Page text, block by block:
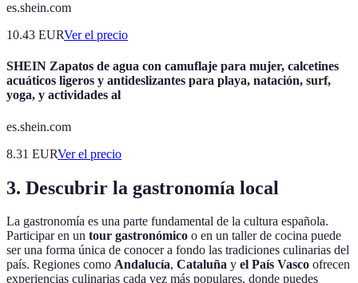
es.shein.com
10.43 EURVer el precio
SHEIN Zapatos de agua con camuflaje para mujer, calcetines
acuáticos ligeros y antideslizantes para playa, natación, surf,
yoga, y actividades al
es.shein.com
8.31 EURVer el precio
3. Descubrir la gastronomía local
La gastronomía es una parte fundamental de la cultura española.
Participar en un tour gastronómico o en un taller de cocina puede
ser una forma única de conocer a fondo las tradiciones culinarias del
país. Regiones como Andalucía, Cataluña y el País Vasco ofrecen
experiencias culinarias cada vez más populares, donde puedes